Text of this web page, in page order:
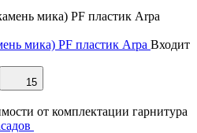
мика) PF пластик Arpa Входит
15
от комплектации гарнитура